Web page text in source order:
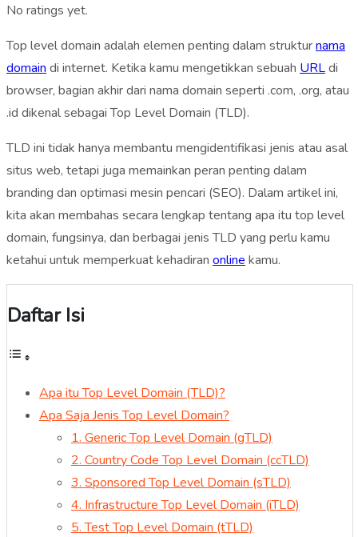
No ratings yet.
Top level domain adalah elemen penting dalam strukturnama
domain di internet. Ketika kamu mengetikkan sebuah URLdi
browser, bagian akhir dari nama domain seperti .com, .org, atau
.id dikenal sebagai Top Level Domain (TLD).
TLD ini tidak hanya membantu mengidentifikasi jenis atau asal
situs web, tetapi juga memainkan peran penting dalam
branding dan optimasi mesin pencari (SEO). Dalam artikel ini,
kita akan membahas secara lengkap tentang apa itu top level
domain, fungsinya, dan berbagai jenis TLD yang perlu kamu
ketahui untuk memperkuat kehadiran online kamu.
Daftar Isi
Apa itu Top Level Domain (TLD)?
Apa Saja Jenis Top Level Domain?
1. Generic Top Level Domain (gTLD)
2. Country Code Top Level Domain (ccTLD)
3. Sponsored Top Level Domain (sTLD)
4. Infrastructure Top Level Domain (iTLD)
5. Test Top Level Domain (tTLD)